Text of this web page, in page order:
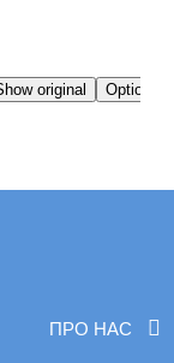
ПРО НАС